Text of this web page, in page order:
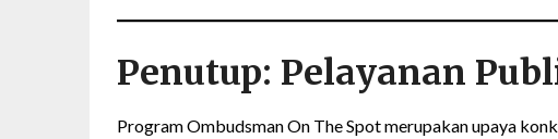
Penutup: Pelayanan
Program Ombudsman On The Spot merupakan upaya